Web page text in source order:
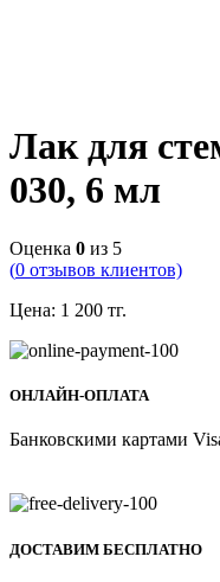
Лак для
030, 6 мл
Оценка 0 из 5
(0 отзывов клиентов)
Цена: 1 200 тг.
ОНЛАЙН-ОПЛАТА
Банковскими картами
ДОСТАВИМ БЕСПЛАТНО